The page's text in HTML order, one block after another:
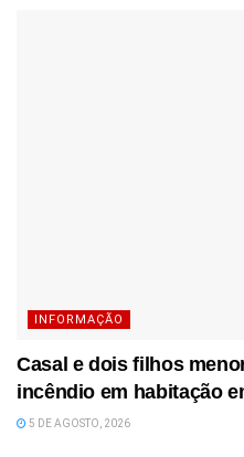
INFORMAÇÃO
Casal e dois filhos
incêndio em habitação
5 DE AGOSTO, 2026